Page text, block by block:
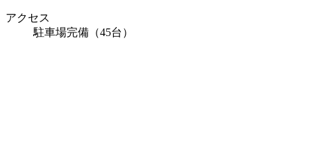
アクセス
駐車場完備（45台）